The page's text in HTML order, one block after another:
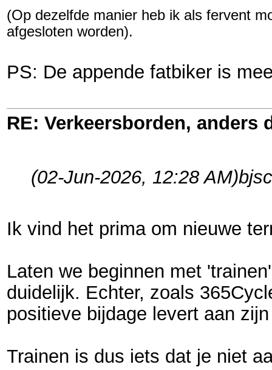
(Op dezelfde manier heb ik als fervent
afgesloten worden).
PS: De appende fatbiker is
RE: Verkeersborden, anders
(02-Jun-2026, 12:28 AM)
Ik vind het prima om nieuwe
Laten we beginnen met
duidelijk. Echter, zoals
positieve bijdage levert aan
Trainen is dus iets dat je niet